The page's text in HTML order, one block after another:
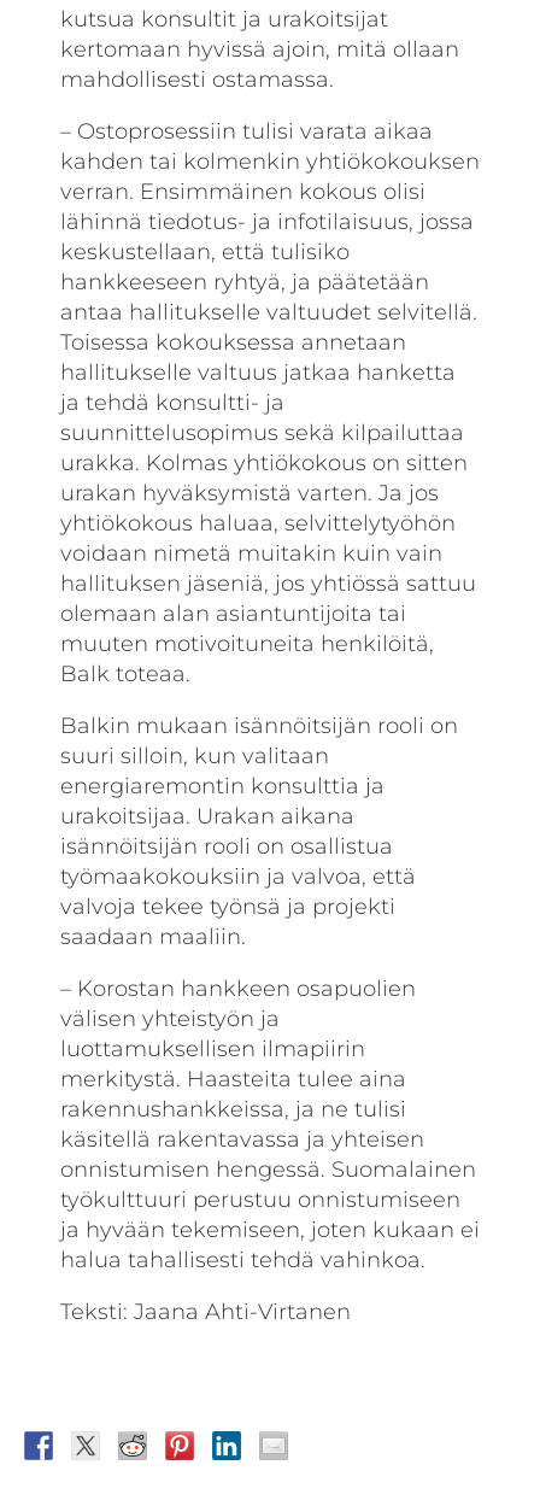
kutsua konsultit ja urakoitsijat
kertomaan hyvissä ajoin, mitä ollaan
mahdollisesti ostamassa.
– Ostoprosessiin tulisi varata aikaa
kahden tai kolmenkin yhtiökokouksen
verran. Ensimmäinen kokous olisi
lähinnä tiedotus- ja infotilaisuus, jossa
keskustellaan, että tulisiko
hankkeeseen ryhtyä, ja päätetään
antaa hallitukselle valtuudet selvitellä.
Toisessa kokouksessa annetaan
hallitukselle valtuus jatkaa hanketta
ja tehdä konsultti- ja
suunnittelusopimus sekä kilpailuttaa
urakka. Kolmas yhtiökokous on sitten
urakan hyväksymistä varten. Ja jos
yhtiökokous haluaa, selvittelytyöhön
voidaan nimetä muitakin kuin vain
hallituksen jäseniä, jos yhtiössä sattuu
olemaan alan asiantuntijoita tai
muuten motivoituneita henkilöitä,
Balk toteaa.
Balkin mukaan isännöitsijän rooli on
suuri silloin, kun valitaan
energiaremontin konsulttia ja
urakoitsijaa. Urakan aikana
isännöitsijän rooli on osallistua
työmaakokouksiin ja valvoa, että
valvoja tekee työnsä ja projekti
saadaan maaliin.
– Korostan hankkeen osapuolien
välisen yhteistyön ja
luottamuksellisen ilmapiirin
merkitystä. Haasteita tulee aina
rakennushankkeissa, ja ne tulisi
käsitellä rakentavassa ja yhteisen
onnistumisen hengessä. Suomalainen
työ­kulttuuri perustuu onnistumiseen
ja hyvään tekemiseen, joten kukaan ei
halua tahallisesti tehdä vahinkoa.
Teksti: Jaana Ahti-Virtanen